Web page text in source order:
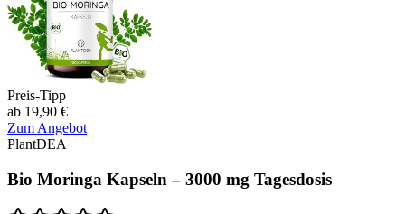
Preis-Tipp
ab 19,90 €
Zum Angebot
PlantDEA
Bio Moringa Kapseln – 3000 mg Tagesdosis